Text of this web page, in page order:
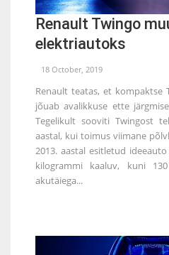
Renault Twingo
elektriautoks
18 October, 2019
Renault teatas, et kompaktse
jõuab avalikkuse ette
Tegelikult sooviti Twingost
aastal, kui toimus viimane
2013. aastal esitletud
kilogrammi kaaluv, kuni
akutäiega...